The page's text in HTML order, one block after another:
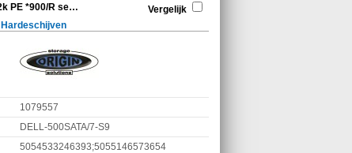
Origin Storage 500Gb 7.2k PE *900/R series SATA 2.5in HD Kit with Caddy DELL-500SATA/7-S9
Vergelijk
Hardeschijven
1079557
DELL-500SATA/7-S9
5054533246393;5055146573654